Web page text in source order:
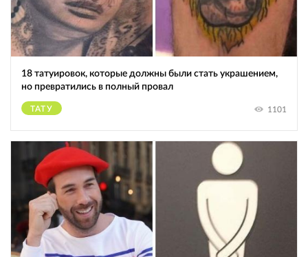
18 татуировок, которые должны были стать украшением,
но превратились в полный провал
ТАТУ 1101